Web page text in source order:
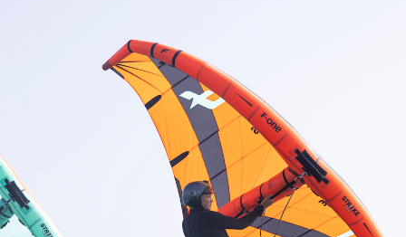
Découvrez nos différents bons cadeaux surf
foil électrique découverte à Quiberon (56)
expérience mémorableà un amateur
de glisse ou de sensations fortes, avec nosbons
cadeaux surf foil électrique (E-Foil)au choix.